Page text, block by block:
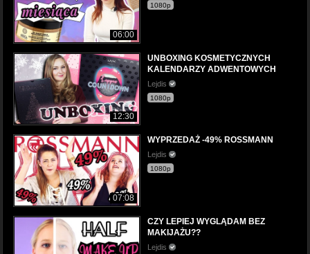
06:00
1080p
12:30
UNBOXING KOSMETYCZNYCH
KALENDARZY ADWENTOWYCH
Lejdis
1080p
07:08
WYPRZEDAŻ -49% ROSSMANN
Lejdis
1080p
CZY LEPIEJ WYGLĄDAM BEZ
MAKIJAŻU??
Lejdis